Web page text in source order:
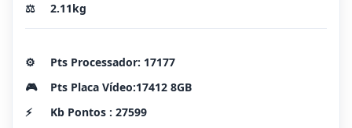
⚖️
2.11kg
⚙️
Pts Processador: 17177
🎮
Pts Placa Vídeo:17412 8GB
⚡
Kb Pontos : 27599